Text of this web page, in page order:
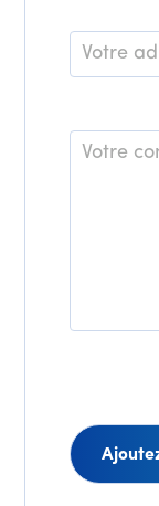
E-
mail